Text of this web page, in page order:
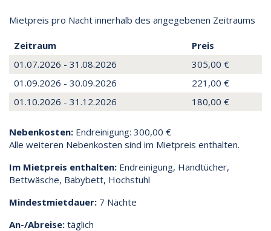
Mietpreis pro Nacht innerhalb des angegebenen Zeitraums
Zeitraum
Preis
01.07.2026 - 31.08.2026
305,00 €
01.09.2026 - 30.09.2026
221,00 €
01.10.2026 - 31.12.2026
180,00 €
Nebenkosten: Endreinigung: 300,00 €
Alle weiteren Nebenkosten sind im Mietpreis enthalten.
Im Mietpreis enthalten: Endreinigung, Handtücher,
Bettwäsche, Babybett, Hochstuhl
Mindestmietdauer: 7 Nächte
An-/Abreise: täglich